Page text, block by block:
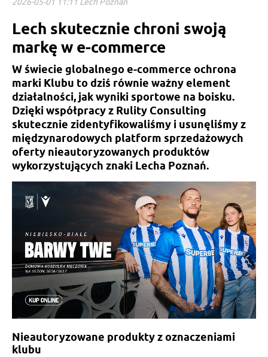
Lech skutecznie chroni swoją
markę w e-commerce
W świecie globalnego e-commerce ochrona
marki Klubu to dziś równie ważny element
działalności, jak wyniki sportowe na boisku.
Dzięki współpracy z Rulity Consulting
skutecznie zidentyfikowaliśmy i usunęliśmy z
międzynarodowych platform sprzedażowych
oferty nieautoryzowanych produktów
wykorzystujących znaki Lecha Poznań.
Nieautoryzowane produkty z oznaczeniami
klubu